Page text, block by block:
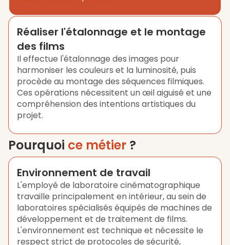
Réaliser l'étalonnage et le montage
des films
Il effectue l'étalonnage des images pour
harmoniser les couleurs et la luminosité, puis
procède au montage des séquences filmiques.
Ces opérations nécessitent un œil aiguisé et une
compréhension des intentions artistiques du
projet.
Pourquoi ce métier ?
Environnement de travail
L'employé de laboratoire cinématographique
travaille principalement en intérieur, au sein de
laboratoires spécialisés équipés de machines de
développement et de traitement de films.
L'environnement est technique et nécessite le
respect strict de protocoles de sécurité,